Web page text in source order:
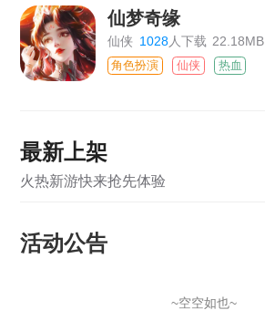
仙梦奇缘
仙侠 1028人下载 22.18MB
角色扮演 仙侠 热血
最新上架
火热新游快来抢先体验
活动公告
~空空如也~